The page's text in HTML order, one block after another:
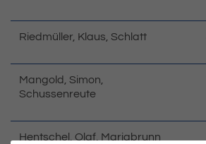
Riedmüller, Klaus, Schlatt
Mangold, Simon,
Schussenreute
Hentschel, Olaf, Mariabrunn